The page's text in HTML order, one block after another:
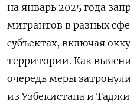
на январь 2025 года
мигрантов в разных
субъектах, включая
территории. Как
очередь меры
из Узбекистана и